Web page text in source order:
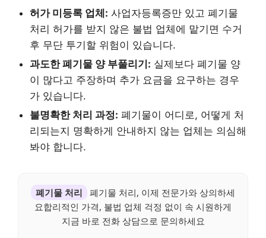
허가 미등록 업체: 사업자등록증만 있고 폐기물
처리 허가를 받지 않은 불법 업체에 맡기면 수거
후 무단 투기할 위험이 있습니다.
과도한 폐기물 양 부풀리기: 실제보다 폐기물 양
이 많다고 주장하며 추가 요금을 요구하는 경우
가 있습니다.
불명확한 처리 과정: 폐기물이 어디로, 어떻게 처
리되는지 명확하게 안내하지 않는 업체는 의심해
봐야 합니다.
폐기물 처리
폐기물 처리, 이제 전문가와 상의하세
요합리적인 가격, 불법 업체 걱정 없이 속 시원하게
지금 바로 전화 상담으로 문의하세요